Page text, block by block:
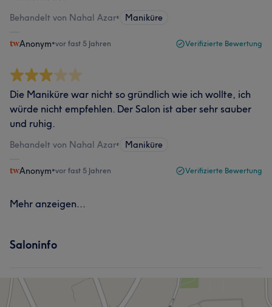
Behandelt von Nahal Azar• Maniküre
Anonym•vor fast 5 Jahren Verifizierte Bewertung
Die Maniküre war nicht so gründlich wie ich wollte, ich
würde nicht empfehlen. Der Salon ist aber sehr sauber
und ruhig.
Behandelt von Nahal Azar• Maniküre
Anonym•vor fast 5 Jahren Verifizierte Bewertung
Mehr anzeigen...
Saloninfo